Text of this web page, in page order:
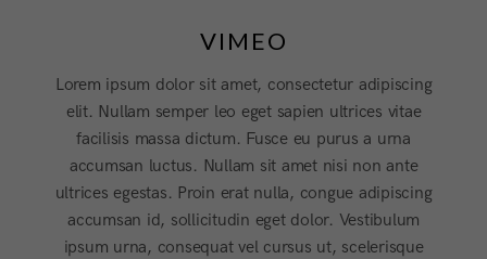
VIMEO
Lorem ipsum dolor sit amet, consectetur adipiscing
elit. Nullam semper leo eget sapien ultrices vitae
facilisis massa dictum. Fusce eu purus a urna
accumsan luctus. Nullam sit amet nisi non ante
ultrices egestas. Proin erat nulla, congue adipiscing
accumsan id, sollicitudin eget dolor. Vestibulum
ipsum urna, consequat vel cursus ut, scelerisque